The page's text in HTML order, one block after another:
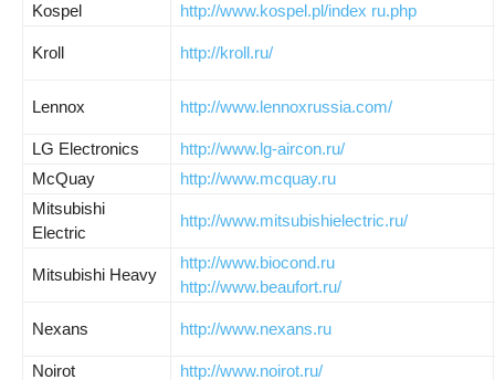
Kospel
http://www.kospel.pl/index ru.php
Kroll http://kroll.ru/
Lennox http://www.lennoxrussia.com/
LG Electronics
http://www.lg-aircon.ru/
McQuay
http://www.mcquay.ru
Mitsubishi
Electric
http://www.mitsubishielectric.ru/
Mitsubishi Heavy
http://www.biocond.ru
http://www.beaufort.ru/
Nexans http://www.nexans.ru
Noirot
http://www.noirot.ru/